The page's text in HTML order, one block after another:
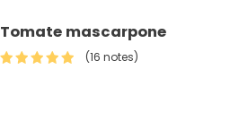
Tomate mascarpone
(16 notes)